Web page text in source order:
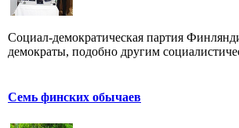
Социал-демократическая партия
демократы, подобно другим
Семь финских обычаев